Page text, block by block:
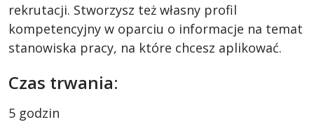
rekrutacji. Stworzysz też własny profil
kompetencyjny w oparciu o informacje na temat
stanowiska pracy, na które chcesz aplikować.
Czas trwania:
5 godzin